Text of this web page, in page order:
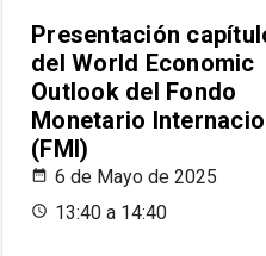
Presentación
del World Economic
Outlook del Fondo
Monetario
(FMI)
6 de Mayo de 2025
13:40 a 14:40